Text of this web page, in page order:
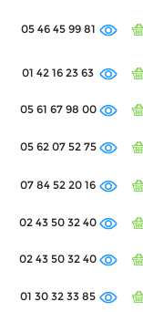
05 46 45 99 81
01 42 16 23 63
05 61 67 98 00
05 62 07 52 75
07 84 52 20 16
02 43 50 32 40
02 43 50 32 40
01 30 32 33 85